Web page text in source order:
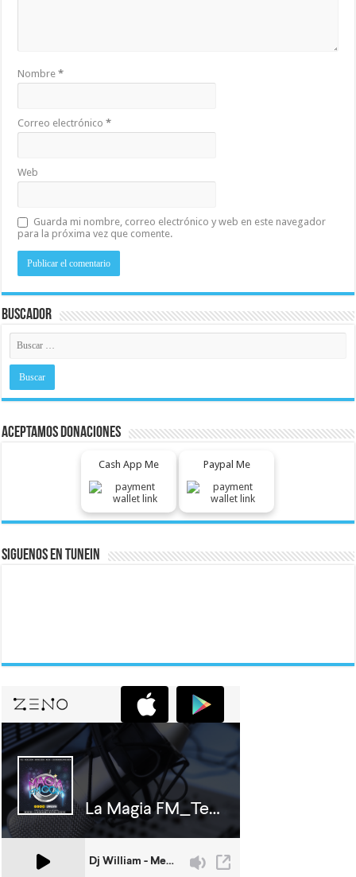
Nombre*
Correo electrónico*
Web
Guarda mi nombre, correo electrónico y web en este navegador
para la próxima vez que comente.
Buscador
Aceptamos Donaciones
Cash App Me Paypal Me
Siguenos En Tunein